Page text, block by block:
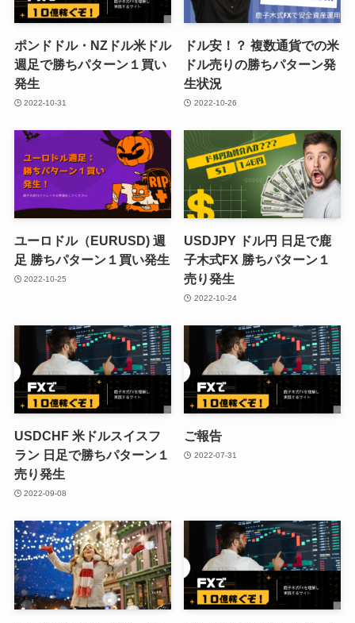
ポンドドル・NZドル米ドル
週足で勝ちパターン１買い
発生
2022-10-31
ドル安！？ 複数通貨での米
ドル売りの勝ちパターン発
生状況
2022-10-26
ユーロドル（EURUSD) 週
足 勝ちパターン１買い発生
2022-10-25
USDJPY ドル円 日足で鹿
子木式FX 勝ちパターン１
売り発生
2022-10-24
USDCHF 米ドルスイスフ
ラン 日足で勝ちパターン１
売り発生
2022-09-08
ご報告
2022-07-31